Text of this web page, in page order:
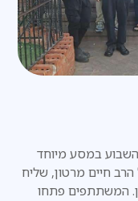
במסע מיוחד
חיים מרטון, שליח
המשתתפים פתחו